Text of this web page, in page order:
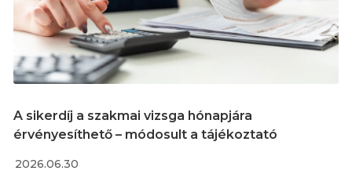
A sikerdíj a szakmai vizsga hónapjára
érvényesíthető – módosult a tájékoztató
2026.06.30